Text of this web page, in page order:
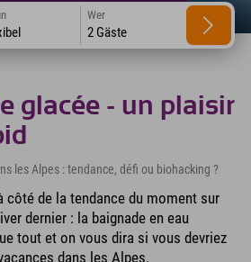
Wer
2 Gäste
glacée - un plaisir
les Alpes : tendance, défi ou biohacking ?
côté de la tendance du moment sur
dernier : la baignade en eau
tout et on vous dira si vous devriez
dans les Alpes.